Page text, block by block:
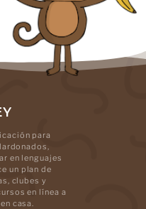
para
en lenguajes
un plan de
clubes y
en línea a
casa.